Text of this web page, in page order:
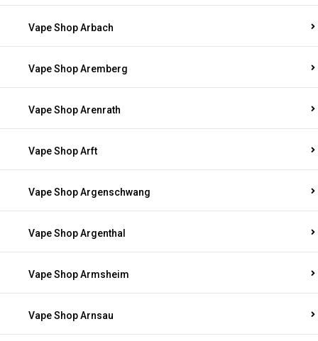
Vape Shop Arbach
Vape Shop Aremberg
Vape Shop Arenrath
Vape Shop Arft
Vape Shop Argenschwang
Vape Shop Argenthal
Vape Shop Armsheim
Vape Shop Arnsau